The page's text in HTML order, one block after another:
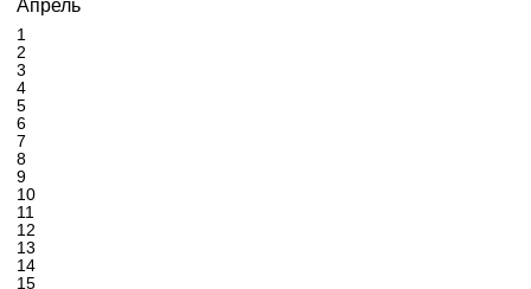
Апрель
1
2
3
4
5
6
7
8
9
10
11
12
13
14
15